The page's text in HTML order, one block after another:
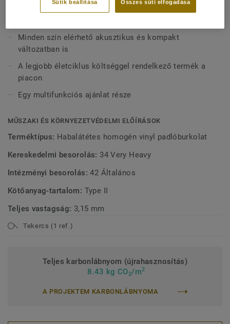
Jó járáskomfort
Minden szín elérhető akusztikus és kompakt
változatban is
A legjobb életciklus költséggel rendelkező termék a
piacon
Egy multifunkciós ajánlat része
MŰSZAKI ÉS KÖRNYEZETVÉDELMI ELŐÍRÁSOK
Terméktípus: Habalátétes homogén vinyl padlóburkolat
Kereskedelmi besorolás: 34 Very Heavy
Intézményi besorolás:42 Általános
Kötőanyag-tartalom: Type II
Teljes vastagság: 3,15 mm
Tekercs (1 ref.)
Teljes karbonlábnyom (újrahasznosítás)
8.43 kg CO2/m2
A PROJEKTEM KARBONLÁBNYOMA
Összes süti elfogadása
Sütik beállítása